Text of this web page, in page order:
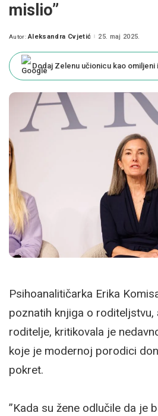
mislio”
Posted
Autor: Aleksandra Cvjetić 25. maj 2025.
Dodaj Zelenu učionicu kao omiljeni
Psihoanalitičarka Erika
poznatih knjiga o roditeljstvu,
roditelje, kritikovala je
koje je modernoj porodici
pokret.
”Kada su žene odlučile da je